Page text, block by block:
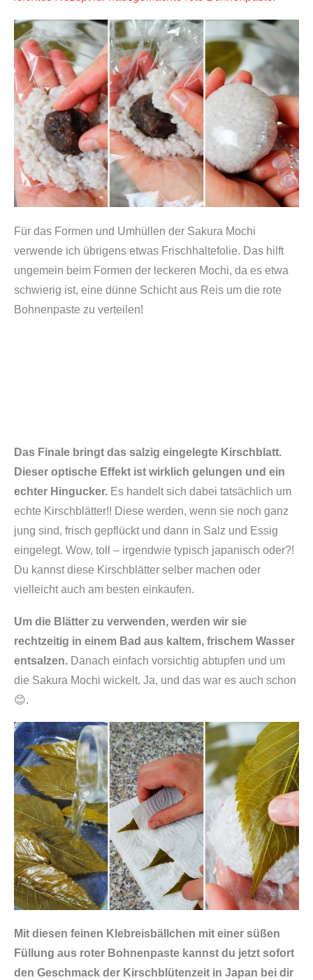
Für das Formen und Umhüllen der Sakura Mochi
verwende ich übrigens etwas Frischhaltefolie. Das hilft
ungemein beim Formen der leckeren Mochi, da es etwa
schwierig ist, eine dünne Schicht aus Reis um die rote
Bohnenpaste zu verteilen!
Das Finale bringt das salzig eingelegte Kirschblatt.
Dieser optische Effekt ist wirklich gelungen und ein
echter Hingucker. Es handelt sich dabei tatsächlich um
echte Kirschblätter!! Diese werden, wenn sie noch ganz
jung sind, frisch gepflückt und dann in Salz und Essig
eingelegt. Wow, toll – irgendwie typisch japanisch oder?!
Du kannst diese Kirschblätter selber machen oder
vielleicht auch am besten einkaufen.
Um die Blätter zu verwenden, werden wir sie
rechtzeitig in einem Bad aus kaltem, frischem Wasser
entsalzen. Danach einfach vorsichtig abtupfen und um
die Sakura Mochi wickelt. Ja, und das war es auch schon
😊.
Mit diesen feinen Klebreisbällchen mit einer süßen
Füllung aus roter Bohnenpaste kannst du jetzt sofort
den Geschmack der Kirschblütenzeit in Japan bei dir